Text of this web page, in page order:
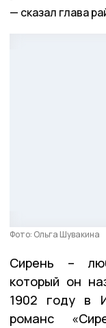
сказал глава
Фото: Ольга Шувакина
Сирень –
который он
1902 году в
романс